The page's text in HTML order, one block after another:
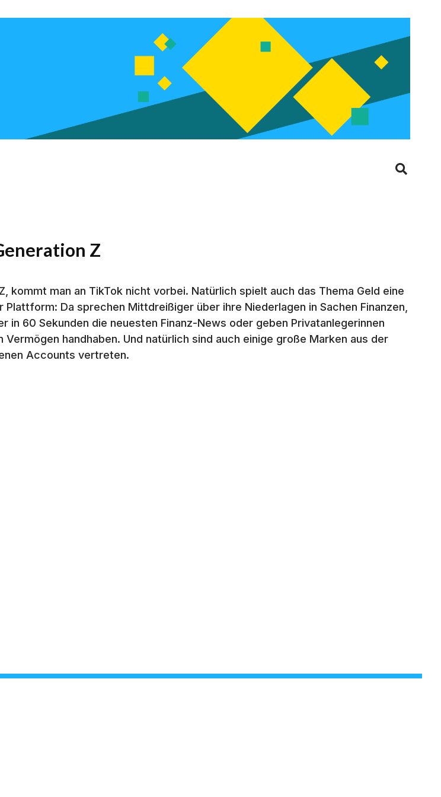
Z
kommt man an TikTok nicht vorbei. Natürlich spielt auch das Thema Geld eine
Plattform: Da sprechen Mittdreißiger über ihre Niederlagen in Sachen Finanzen,
in 60 Sekunden die neuesten Finanz-News oder geben Privatanlegerinnen
handhaben. Und natürlich sind auch einige große Marken aus der
Accounts vertreten.